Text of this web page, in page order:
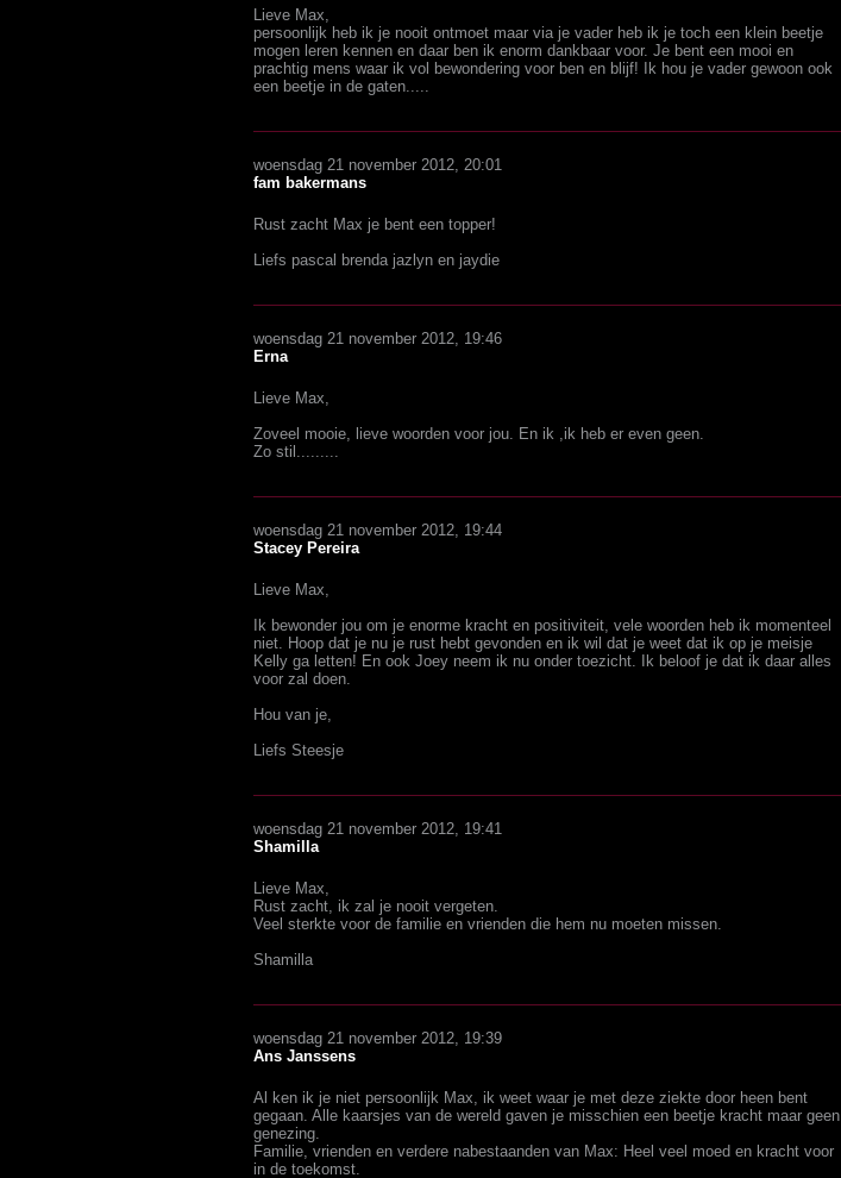
Lieve Max,
persoonlijk heb ik je nooit ontmoet maar via je vader heb ik je toch een klein beetje
mogen leren kennen en daar ben ik enorm dankbaar voor. Je bent een mooi en
prachtig mens waar ik vol bewondering voor ben en blijf! Ik hou je vader gewoon ook
een beetje in de gaten.....
woensdag 21 november 2012, 20:01
fam bakermans
Rust zacht Max je bent een topper!
Liefs pascal brenda jazlyn en jaydie
woensdag 21 november 2012, 19:46
Erna
Lieve Max,
Zoveel mooie, lieve woorden voor jou. En ik ,ik heb er even geen.
Zo stil.........
woensdag 21 november 2012, 19:44
Stacey Pereira
Lieve Max,
Ik bewonder jou om je enorme kracht en positiviteit, vele woorden heb ik momenteel
niet. Hoop dat je nu je rust hebt gevonden en ik wil dat je weet dat ik op je meisje
Kelly ga letten! En ook Joey neem ik nu onder toezicht. Ik beloof je dat ik daar alles
voor zal doen.
Hou van je,
Liefs Steesje
woensdag 21 november 2012, 19:41
Shamilla
Lieve Max,
Rust zacht, ik zal je nooit vergeten.
Veel sterkte voor de familie en vrienden die hem nu moeten missen.
Shamilla
woensdag 21 november 2012, 19:39
Ans Janssens
Al ken ik je niet persoonlijk Max, ik weet waar je met deze ziekte door heen bent
gegaan. Alle kaarsjes van de wereld gaven je misschien een beetje kracht maar geen
genezing.
Familie, vrienden en verdere nabestaanden van Max: Heel veel moed en kracht voor
in de toekomst.